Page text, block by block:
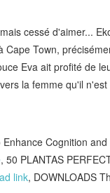
cessé d'aimer...
Town,
Eva ait profité de
la femme qu'il n'est
Cognition and
, 50 PLANTAS
link, DOWNLOADS